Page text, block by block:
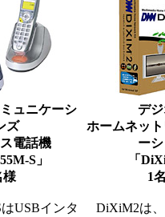
ュニケーシ
ズ
電話機
S」
様
USBインタ
デ
ホームネッ
ー
「
1
DiXiM2は